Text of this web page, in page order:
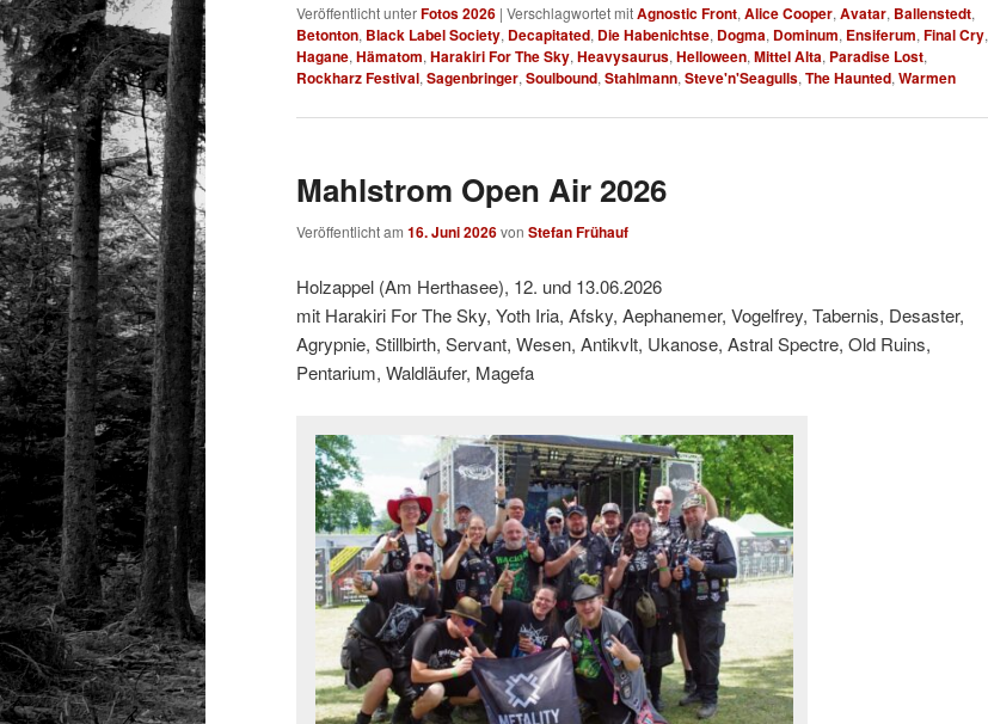
Veröffentlicht unterFotos 2026 | Verschlagwortet mitAgnostic Front, Alice Cooper, Avatar, Ballenstedt,
Betonton, Black Label Society, Decapitated, Die Habenichtse, Dogma, Dominum, Ensiferum, Final Cry,
Hagane, Hämatom, Harakiri For The Sky, Heavysaurus, Helloween, Mittel Alta, Paradise Lost,
Rockharz Festival, Sagenbringer, Soulbound, Stahlmann, Steve'n'Seagulls, The Haunted, Warmen
Mahlstrom Open Air 2026
Veröffentlicht am 16. Juni 2026von Stefan Frühauf
Holzappel (Am Herthasee), 12. und 13.06.2026
mit Harakiri For The Sky, Yoth Iria, Afsky, Aephanemer, Vogelfrey, Tabernis, Desaster,
Agrypnie, Stillbirth, Servant, Wesen, Antikvlt, Ukanose, Astral Spectre, Old Ruins,
Pentarium, Waldläufer, Magefa